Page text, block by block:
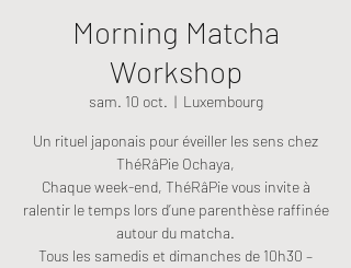
Morning Matcha
Workshop
sam. 10 oct.
  |
Luxembourg
Un rituel japonais pour éveiller les sens chez
ThéRâPie Ochaya,
Chaque week-end, ThéRâPie vous invite à
ralentir le temps lors d’une parenthèse raffinée
autour du matcha.
Tous les samedis et dimanches de 10h30 –